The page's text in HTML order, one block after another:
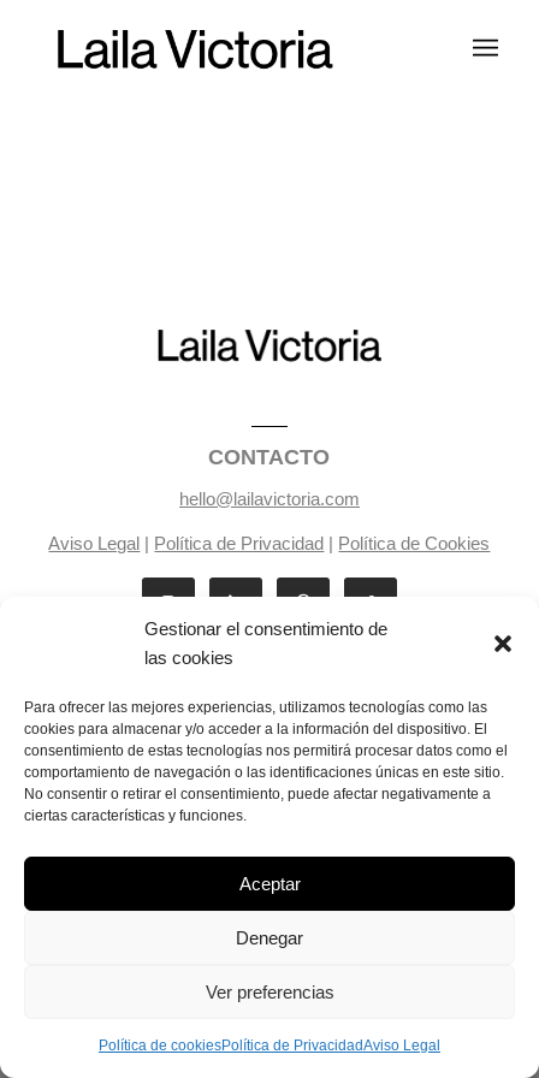
Gestionar el consentimiento de
las cookies
Para ofrecer las mejores experiencias, utilizamos tecnologías como las
cookies para almacenar y/o acceder a la información del dispositivo. El
consentimiento de estas tecnologías nos permitirá procesar datos como el
comportamiento de navegación o las identificaciones únicas en este sitio.
No consentir o retirar el consentimiento, puede afectar negativamente a
ciertas características y funciones.
Aceptar
Denegar
Ver preferencias
Política de cookiesPolítica de PrivacidadAviso Legal
CONTACTO
hello@lailavictoria.com
Aviso Legal | Política de Privacidad | Política de Cookies
Laila Victoria © copyright 2025